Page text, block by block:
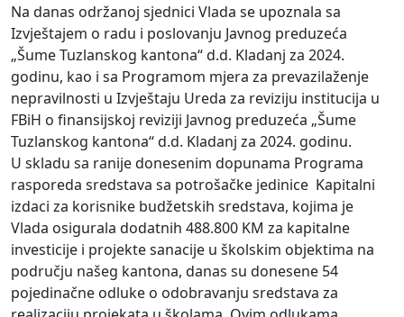
Na danas održanoj sjednici Vlada se upoznala sa
Izvještajem o radu i poslovanju Javnog preduzeća
„Šume Tuzlanskog kantona“ d.d. Kladanj za 2024.
godinu, kao i sa Programom mjera za prevazilaženje
nepravilnosti u Izvještaju Ureda za reviziju institucija u
FBiH o finansijskoj reviziji Javnog preduzeća „Šume
Tuzlanskog kantona“ d.d. Kladanj za 2024. godinu.
U skladu sa ranije donesenim dopunama Programa
rasporeda sredstava sa potrošačke jedinice Kapitalni
izdaci za korisnike budžetskih sredstava, kojima je
Vlada osigurala dodatnih 488.800 KM za kapitalne
investicije i projekte sanacije u školskim objektima na
području našeg kantona, danas su donesene 54
pojedinačne odluke o odobravanju sredstava za